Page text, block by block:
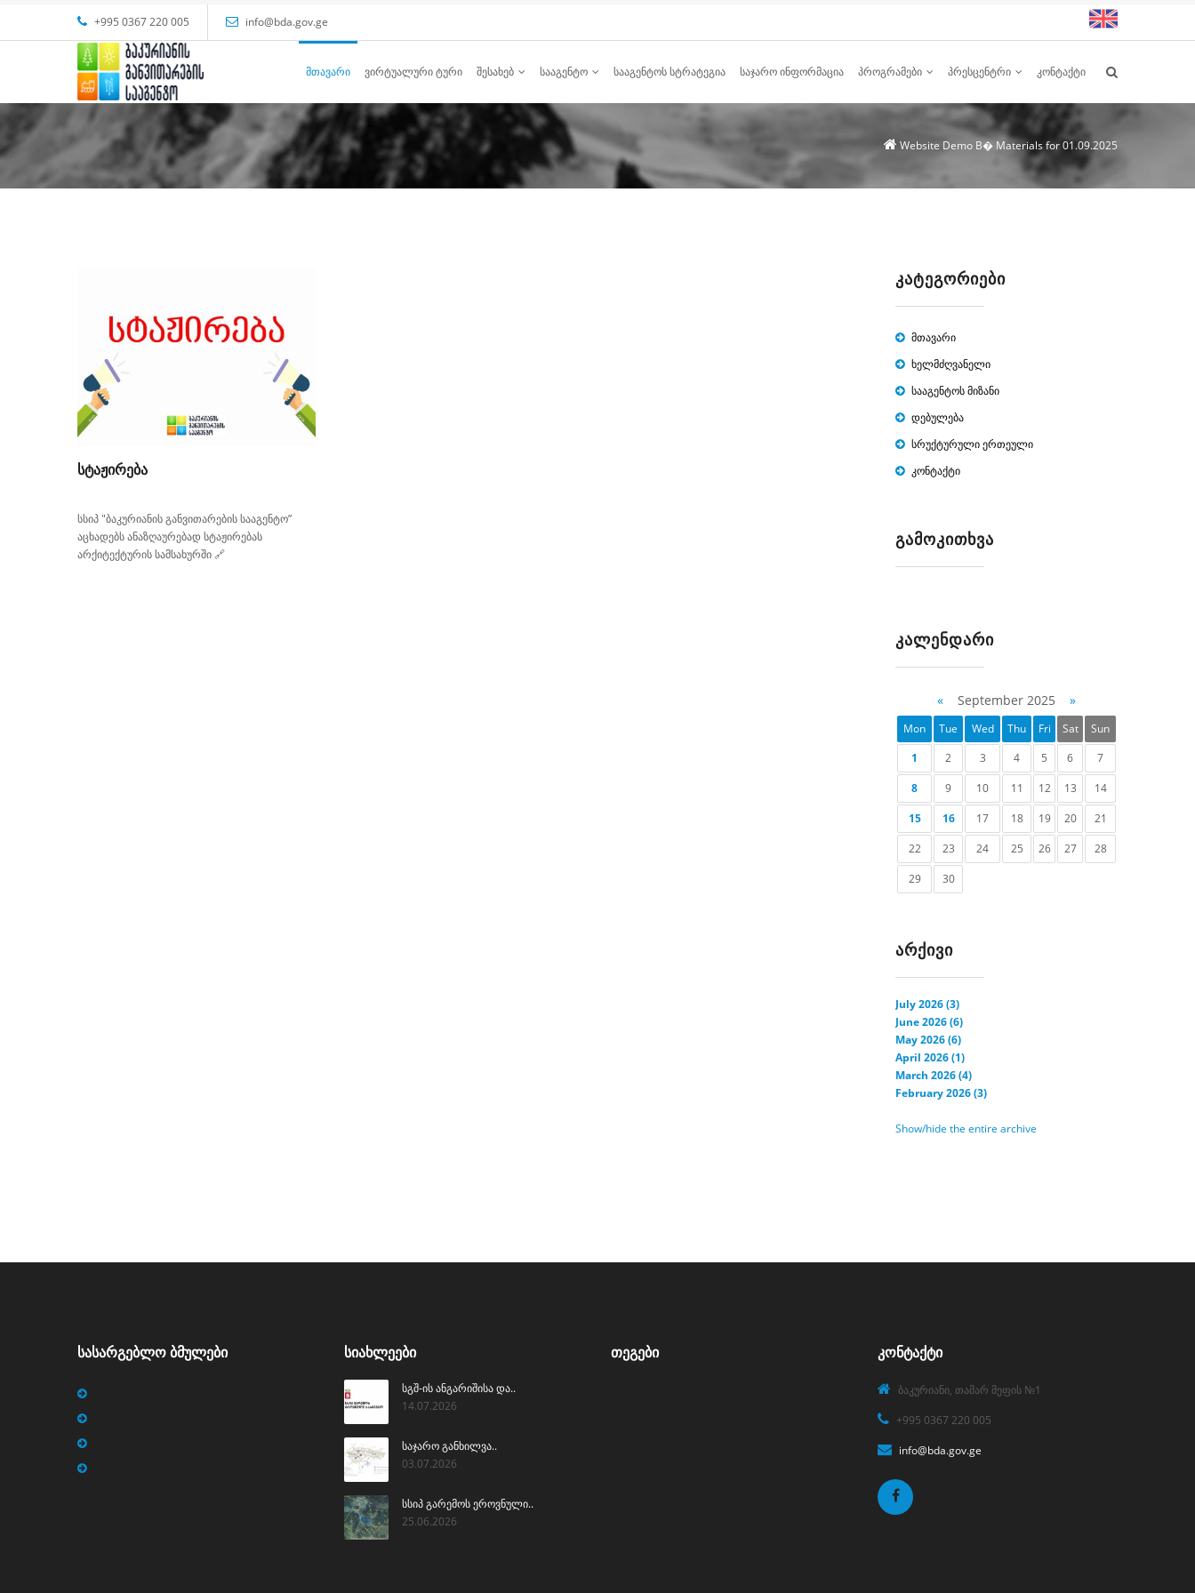
+995 0367 220 005 info@bda.gov.ge
ᲛᲗᲐᲕᲐᲠᲘ ᲕᲘᲠᲢᲣᲐᲚᲣᲠᲘ ᲢᲣᲠᲘ ᲨᲔᲡᲐᲮᲔᲑ ᲡᲐᲐᲒᲔᲜᲢᲝ ᲡᲐᲐᲒᲔᲜᲢᲝᲡ ᲡᲢᲠᲐᲢᲔᲒᲘᲐ ᲡᲐᲯᲐᲠᲝ ᲘᲜᲤᲝᲠᲛᲐᲪᲘᲐ ᲞᲠᲝᲒᲠᲐᲛᲔᲑᲘ ᲞᲠᲔᲡᲪᲔᲜᲢᲠᲘ ᲙᲝᲜᲢᲐᲥᲢᲘ
Website Demo В� Materials for 01.09.2025
ᲡᲢᲐᲟᲘᲠᲔᲑᲐ
სსიპ "ბაკურიანის განვითარების სააგენტო”
აცხადებს ანაზღაურებად სტაჟირებას
არქიტექტურის სამსახურში 🔗
ᲙᲐᲢᲔᲒᲝᲠᲘᲔᲑᲘ
მთავარი
ხელმძღვანელი
სააგენტოს მიზანი
დებულება
სრუქტურული ერთეული
კონტაქტი
ᲒᲐᲛᲝᲙᲘᲗᲮᲕᲐ
ᲙᲐᲚᲔᲜᲓᲐᲠᲘ
« September 2025 »
Mon Tue Wed Thu Fri Sat
Sun
1
2 3 4 5 6
7
8
9 10 11 12 13
14
15
16 17 18 19 20
21
22
23 24 25 26 27
28
29
30
ᲐᲠᲥᲘᲕᲘ
July 2026 (3)
June 2026 (6)
May 2026 (6)
April 2026 (1)
March 2026 (4)
February 2026 (3)
Show/hide the entire archive
ᲡᲐᲡᲐᲠᲒᲔᲑᲚᲝ ᲑᲛᲣᲚᲔᲑᲘ ᲡᲘᲐᲮᲚᲔᲔᲑᲘ
სგშ-ის ანგარიშისა და..
14.07.2026
საჯარო განხილვა..
03.07.2026
სსიპ გარემოს ეროვნული..
25.06.2026
ᲗᲔᲒᲔᲑᲘ ᲙᲝᲜᲢᲐᲥᲢᲘ
ბაკურიანი, თამარ მეფის №1
+995 0367 220 005
info@bda.gov.ge